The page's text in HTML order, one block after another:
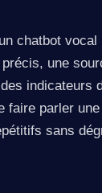
un chatbot
une
indicateurs
faire parler
sans